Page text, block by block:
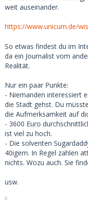
weit auseinander.
https://www.unicum.de/
So etwas findest du im
da ein Journalist vom
Realität.
Nur ein paar Punkte:
- Niemanden interessiert
die Stadt gehst. Du
die Aufmerksamkeit auf
- 3600 Euro
ist viel zu hoch.
- Die solventen
40igern. In Regel zahlen
nichts. Wozu auch. Sie
usw.